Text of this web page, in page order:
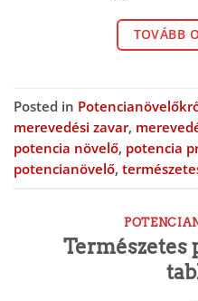
TOVÁBB
Posted in
merevedési zavar,
potencia növelő, potencia
potencianövelő,
Természetes